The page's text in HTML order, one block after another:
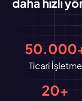
daha hızlı
Ticari İşletme
20+